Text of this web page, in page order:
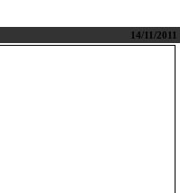
14/11/2011